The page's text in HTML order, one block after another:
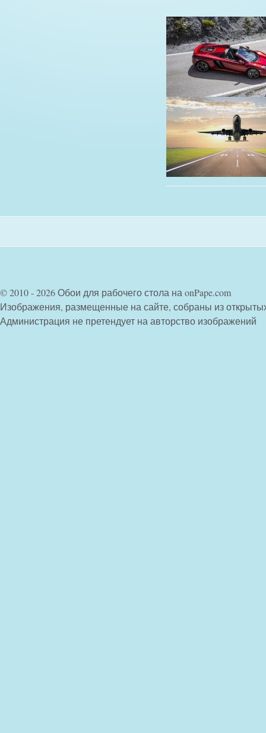
© 2010 - 2026 Обои для рабочего стола на onPape.com
Изображения, размещенные на сайте, собраны из
Администрация не претендует на авторство изображений